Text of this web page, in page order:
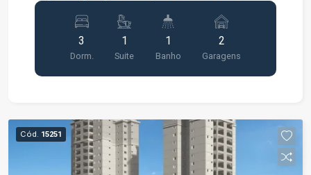
varanda * Lazer completo entregue e equipado e
decorado;
3
Dorm.
1
Suite
1
Banho
2
Garagens
Cód. 15251